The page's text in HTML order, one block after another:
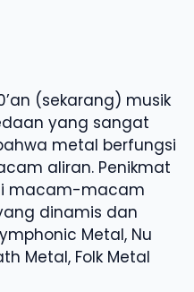
(sekarang) musik
yang sangat
metal berfungsi
aliran. Penikmat
macam-macam
dinamis dan
Metal, Nu
Metal, Folk Metal